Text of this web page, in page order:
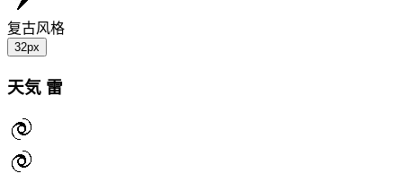
复古风格
32px
天気 雷